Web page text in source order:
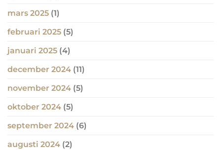
mars 2025 (1)
februari 2025 (5)
januari 2025 (4)
december 2024 (11)
november 2024 (5)
oktober 2024 (5)
september 2024 (6)
augusti 2024 (2)